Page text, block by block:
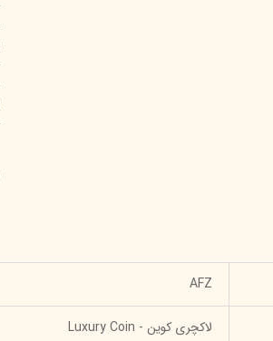
AFZ
لاکچری کوین - Luxury Coin